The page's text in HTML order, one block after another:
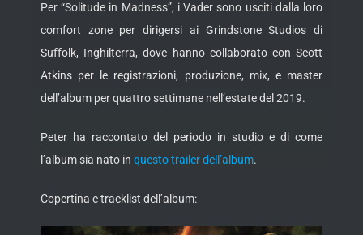
Per “Solitude in Madness”, i Vader sono usciti dalla loro
comfort zone per dirigersi ai Grindstone Studios di
Suffolk, Inghilterra, dove hanno collaborato con Scott
Atkins per le registrazioni, produzione, mix, e master
dell’album per quattro settimane nell’estate del 2019.
Peter ha raccontato del periodo in studio e di come
l’album sia nato in questo trailer dell’album.
Copertina e tracklist dell’album: